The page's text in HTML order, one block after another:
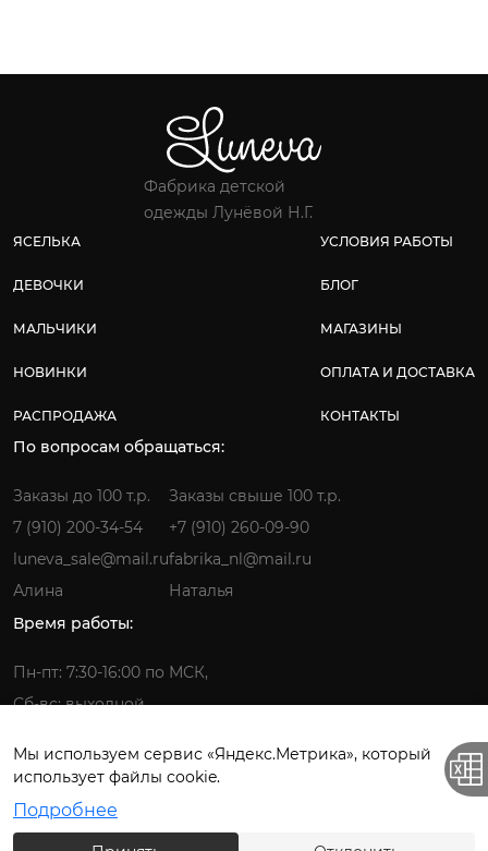
Фабрика детской
одежды Лунёвой Н.Г.
ЯСЕЛЬКА
ДЕВОЧКИ
МАЛЬЧИКИ
НОВИНКИ
РАСПРОДАЖА
УСЛОВИЯ РАБОТЫ
БЛОГ
МАГАЗИНЫ
ОПЛАТА И ДОСТАВКА
КОНТАКТЫ
По вопросам обращаться:
Заказы до 100 т.р.
7 (910) 200-34-54
luneva_sale@mail.ru
Алина
Заказы свыше 100 т.р.
+7 (910) 260-09-90
fabrika_nl@mail.ru
Наталья
Время работы:
Пн-пт: 7:30-16:00 по МСК,
Сб-вс: выходной
Фабрика детской одежды © 2026.
Мы используем сервис «Яндекс.Метрика», который
использует файлы cookie.
Подробнее